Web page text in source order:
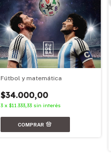
Fútbol y matemática
$34.000,00
3 x $11.333,33 sin interés